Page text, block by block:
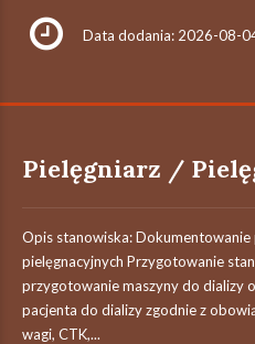
Data dodania: 2026-08-
Pielęgniarz /
Opis stanowiska:
pielęgnacyjnych Przygotowanie
przygotowanie maszyny do dializy
pacjenta do dializy zgodnie z
wagi, CTK,...